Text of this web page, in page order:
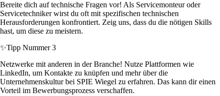
Bereite dich auf technische Fragen vor! Als Servicemonteur oder
Servicetechniker wirst du oft mit spezifischen technischen
Herausforderungen konfrontiert. Zeig uns, dass du die nötigen Skills
hast, um diese zu meistern.
✨Tipp Nummer 3
Netzwerke mit anderen in der Branche! Nutze Plattformen wie
LinkedIn, um Kontakte zu knüpfen und mehr über die
Unternehmenskultur bei SPIE Wiegel zu erfahren. Das kann dir einen
Vorteil im Bewerbungsprozess verschaffen.